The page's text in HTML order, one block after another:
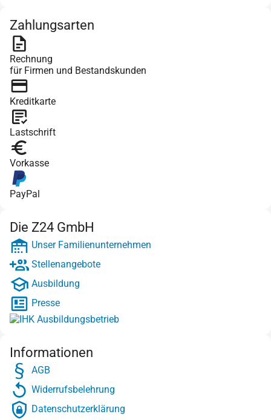
Zahlungsarten
Rechnung
für Firmen und Bestandskunden
Kreditkarte
Lastschrift
Vorkasse
PayPal
Die Z24 GmbH
Unser Familienunternehmen
Stellenangebote
Ausbildung
Presse
Informationen
AGB
Widerrufsbelehrung
Datenschutzerklärung